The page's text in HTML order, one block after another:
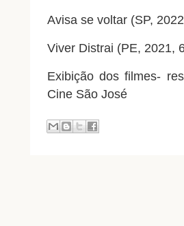
Avisa se voltar (SP,
Viver Distrai (PE, 2021,
Exibição dos filmes-
Cine São José